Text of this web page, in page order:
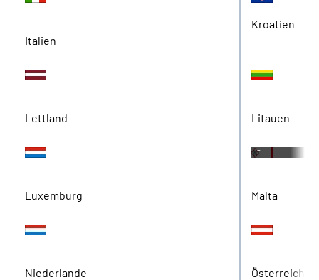
Italien
Kroatien
Lettland Litauen
Luxemburg
Quelle: BEM
-
Malta
Niederlande Österreich